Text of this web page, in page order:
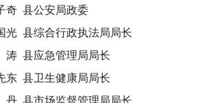
县公安局政委
县综合行政执法局局长
涛 县应急管理局局长
县卫生健康局局长